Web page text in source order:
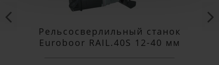
Рельсосверлильный станок
Euroboor RAIL.40S 12-40 мм